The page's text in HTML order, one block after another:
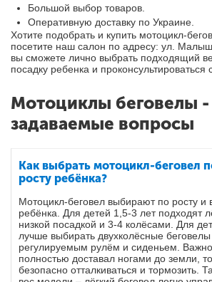
Большой выбор товаров.
Оперативную доставку по Украине.
Хотите подобрать и купить мотоцикл-
посетите наш салон по адресу: ул.
вы сможете лично выбрать подходящий
посадку ребенка и проконсультироваться
Мотоциклы беговелы -
задаваемые вопросы
Как выбрать мотоцикл-беговел
росту ребёнка?
Мотоцикл-беговел выбирают по росту и
ребёнка. Для детей 1,5-3 лет подходят
низкой посадкой и 3-4 колёсами. Для
лучше выбирать двухколёсные беговелы
регулируемым рулём и сиденьем.
полностью доставал ногами до земли,
безопасно отталкиваться и тормозить.